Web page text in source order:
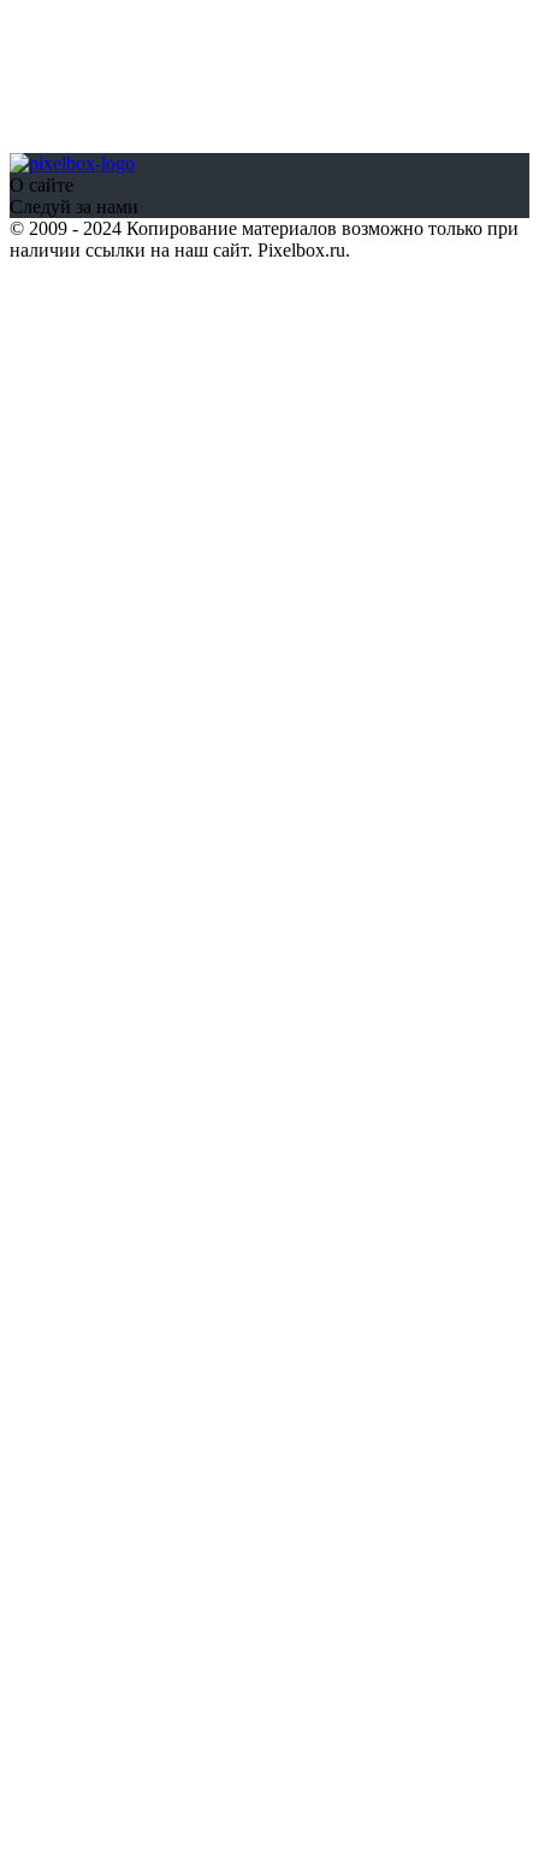
О сайте
Следуй за нами
© 2009 - 2024 Копирование материалов возможно только при
наличии ссылки на наш сайт. Pixelbox.ru.